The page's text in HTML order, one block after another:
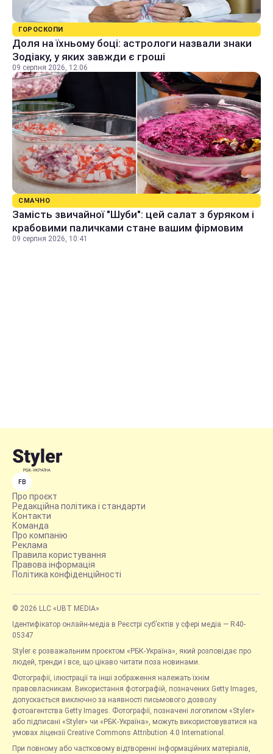
ГОРОСКОПИ
Доля на їхньому боці: астрологи назвали знаки
Зодіаку, у яких завжди є гроші
09 серпня 2026, 12:06
СМАЧНО
Замість звичайної "Шуби": цей салат з буряком і
крабовими паличками стане вашим фірмовим
09 серпня 2026, 10:41
FB
Про проєкт
Редакційна політика і стандарти
Контакти
Команда
Про компанію
Реклама
Правила користування
Правова інформація
Політика конфіденційності
© 2026 LLC «UBT MEDIA»
Ідентифікатор онлайн-медіа в Реєстрі суб’єктів у сфері медіа — R40-
05347
Styler є розважальним проєктом «РБК-Україна», який розповідає про
людей, тренди і все, що цікаво читати поза новинами.
Фотографії, ілюстрації та інші зображення належать їхнім
правовласникам. Використання фотографій, позначених Getty Images,
допускається виключно за наявності письмового дозволу
фотоагентства Getty Images. Фотографії, позначені логотипом «Styler»
або підписані «Styler» чи «РБК-Україна», можуть використовуватися на
умовах ліцензії Creative Commons Attribution 4.0 International.
При повному або частковому відтворенні інформаційних матеріалів,